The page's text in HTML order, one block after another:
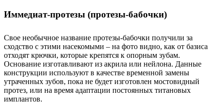
Иммедиат-протезы (протезы-бабочки)
Свое необычное название протезы-бабочки получили за
сходство с этими насекомыми – на фото видно, как от базиса
отходят крючки, которые крепятся к опорным зубам.
Основание изготавливают из акрила или нейлона. Данные
конструкции используют в качестве временной замены
утраченных зубов, пока не будет изготовлен мостовидный
протез, или на время адаптации постоянных титановых
имплантов.